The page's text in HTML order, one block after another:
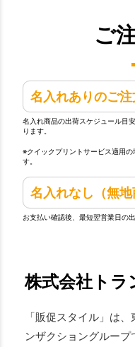
ご
名入れありのご注
名入れ商品の出荷スケジュール目
ります。
※クイックプリントサービス適用
す。
名入れなし（無
お支払い確認後、最短翌営業日の
株式会社トラ
「販促スタイル」は
ンザクショングルー